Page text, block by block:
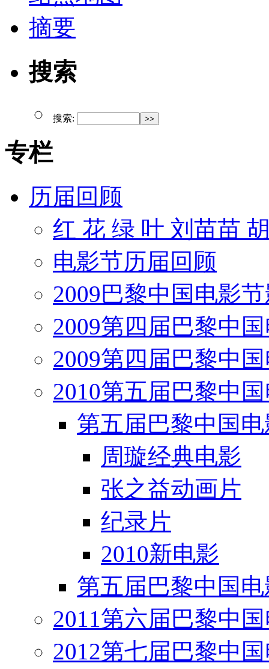
摘要
搜索
搜索:
专栏
历届回顾
红 花 绿 叶 刘苗苗
电影节历届回顾
2009巴黎中国电影
2009第四届巴黎中
2009第四届巴黎中
2010第五届巴黎中
第五届巴黎中国
周璇经典电影
张之益动画片
纪录片
2010新电影
第五届巴黎中国
2011第六届巴黎中
2012第七届巴黎中